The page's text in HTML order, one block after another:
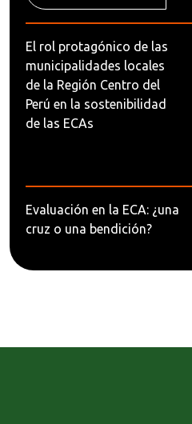
El rol protagónico de las
municipalidades locales
de la Región Centro del
Perú en la sostenibilidad
de las ECAs
Evaluación en la ECA: ¿una
cruz o una bendición?